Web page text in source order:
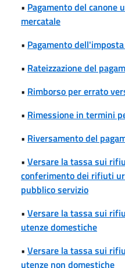
• Pagamento del canone
mercatale
• Pagamento
• Rateizzazione del
• Rimborso per errato
• Rimessione in termini
• Riversamento del
• Versare la tassa sui
conferimento dei rifiuti
pubblico servizio
• Versare la tassa sui
utenze domestiche
• Versare la tassa sui
utenze non domestiche